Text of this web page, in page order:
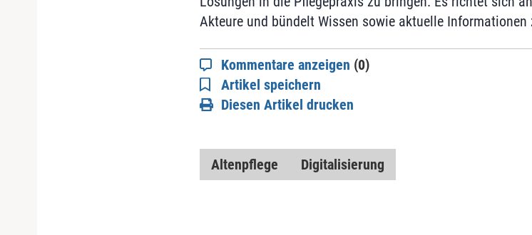
Akteure und bündelt Wissen sowie aktuelle
Kommentare anzeigen (0)
Artikel speichern
Diesen Artikel drucken
Altenpflege Digitalisierung